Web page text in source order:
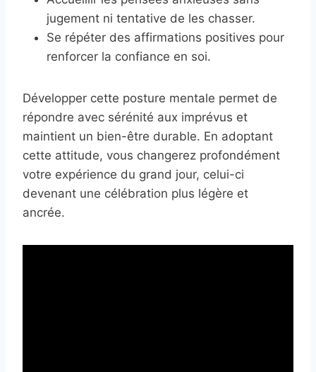
jugement ni tentative de les chasser.
Se répéter des affirmations positives pour
renforcer la confiance en soi.
Développer cette posture mentale permet de
répondre avec sérénité aux imprévus et
maintient un bien-être durable. En adoptant
cette attitude, vous changerez profondément
votre expérience du grand jour, celui-ci
devenant une célébration plus légère et
ancrée.